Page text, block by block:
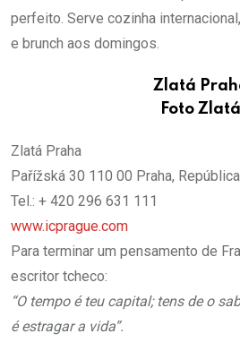
perfeito. Serve cozinha
e brunch aos domingos.
Zlatá
Foto Zlatá
Zlatá Praha
Pařížská 30 110 00 Praha,
Tel.: + 420 296 631 111
www.icprague.com
Para terminar um pensamento de
escritor tcheco:
“O tempo é teu capital; tens de o
é estragar a vida”.